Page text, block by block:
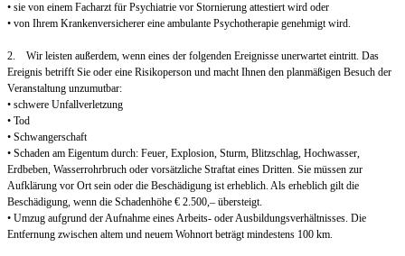
• sie von einem Facharzt für Psychiatrie vor Stornierung attestiert wird oder
• von Ihrem Krankenversicherer eine ambulante Psychotherapie genehmigt wird.
2. Wir leisten außerdem, wenn eines der folgenden Ereignisse unerwartet eintritt. Das
Ereignis betrifft Sie oder eine Risikoperson und macht Ihnen den planmäßigen Besuch der
Veranstaltung unzumutbar:
• schwere Unfallverletzung
• Tod
• Schwangerschaft
• Schaden am Eigentum durch: Feuer, Explosion, Sturm, Blitzschlag, Hochwasser,
Erdbeben, Wasserrohrbruch oder vorsätzliche Straftat eines Dritten. Sie müssen zur
Aufklärung vor Ort sein oder die Beschädigung ist erheblich. Als erheblich gilt die
Beschädigung, wenn die Schadenhöhe € 2.500,– übersteigt.
• Umzug aufgrund der Aufnahme eines Arbeits- oder Ausbildungsverhältnisses. Die
Entfernung zwischen altem und neuem Wohnort beträgt mindestens 100 km.